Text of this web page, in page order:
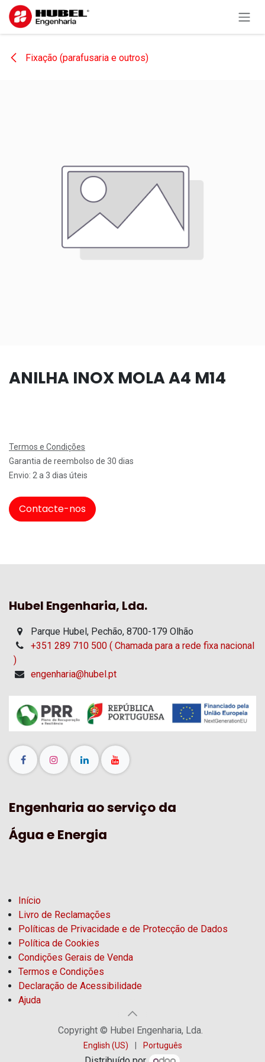
Pular para o conteúdo
Fixação (parafusaria e outros)
ANILHA INOX MOLA A4 M14
Termos e Condições
Garantia de reembolso de 30 dias
Envio: 2 a 3 dias úteis
Contacte-nos
Hubel Engenharia, Lda.
Parque Hubel, Pechão, 8700-179 Olhão
+351 289 710 500 ( Chamada para a rede fixa nacional
)
engenharia@hubel.pt
Engenharia ao serviço da
Água e Energia
Início
Livro de Reclamações
Políticas de Privacidade e de Protecção de Dados
Política de Cookies
Condições Gerais de Venda
Termos e Condições
Declaração de Acessibilidade
Ajuda
Copyright © Hubel Engenharia, Lda.
English (US) Português